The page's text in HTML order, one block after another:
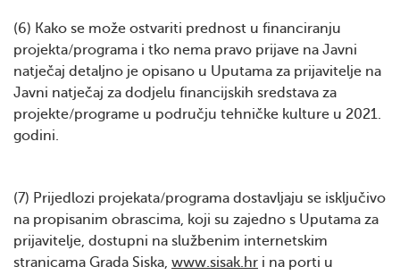
(6) Kako se može ostvariti prednost u financiranju
projekta/programa i tko nema pravo prijave na Javni
natječaj detaljno je opisano u Uputama za prijavitelje na
Javni natječaj za dodjelu financijskih sredstava za
projekte/programe u području tehničke kulture u 2021.
godini.
(7) Prijedlozi projekata/programa dostavljaju se isključivo
na propisanim obrascima, koji su zajedno s Uputama za
prijavitelje, dostupni na službenim internetskim
stranicama Grada Siska, www.sisak.hr i na porti u